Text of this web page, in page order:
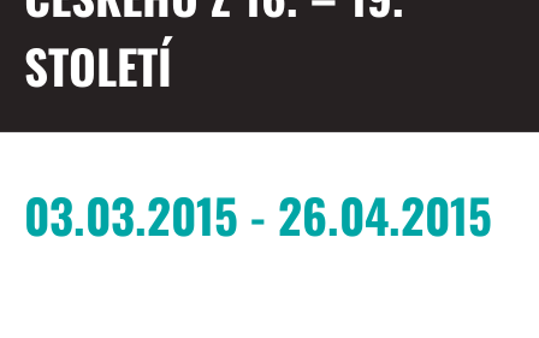
STOLETÍ
03.03.2015 - 26.04.2015